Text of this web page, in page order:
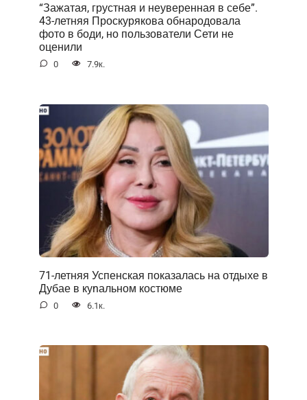
“Зажатая, грустная и неуверенная в себе”.
43-летняя Проскурякова обнародовала
фото в боди, но пользователи Сети не
оценили
0 7.9к.
71-летняя Успенская показалась на отдыхе в
Дубае в куnальном костюме
0 6.1к.